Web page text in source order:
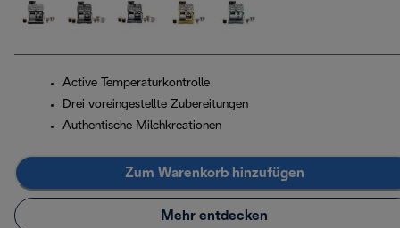
Active Temperaturkontrolle
Drei voreingestellte Zubereitungen
Authentische Milchkreationen
Zum Warenkorb hinzufügen
Mehr entdecken